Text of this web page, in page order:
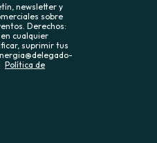
newsletter y
sobre
Derechos:
cualquier
suprimir tus
Política de